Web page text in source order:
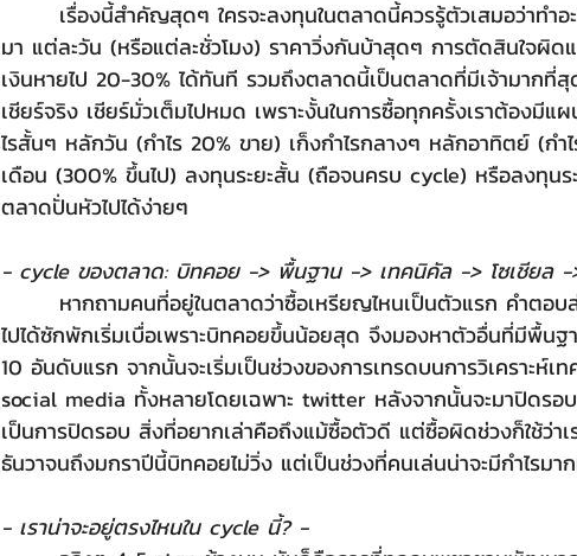
มา แต่ละวัน (หรือแต่ละชั่วโมง) ราคาวิ่งกันบ้าสุดๆ การตัดสินใจผิด
เงินหายไป 20-30% ได้ทันที รวมถึงตลาดนี้เป็นตลาดที่มีเจ้ามาก
เชียร์จริง เชียร์มั่วเต็มไปหมด เพราะงั้นในการซื้อทุกครั้งเราต้องมีแ
ไรสั้นๆ หลักวัน (กำไร 20% ขาย) เก็งกำไรกลางๆ หลักอาทิตย์ (ก
เดือน (300% ขึ้นไป) ลงทุนระยะสั้น (ถือจนครบ cycle) หรือลงทุนร
ตลาดปั่นหัวไปได้ง่ายๆ
- cycle ของตลาด: บิทคอย -> พื้นฐาน -> เทคนิคัล -> โซเชียล
ไปได้ซักพักเริ่มเบื่อเพราะบิทคอยขึ้นน้อยสุด จึงมองหาตัวอื่นที่มีพื้
10 อันดับแรก จากนั้นจะเริ่มเป็นช่วงของการเทรดบนการวิเคราะห์
social media ทั้งหลายโดยเฉพาะ twitter หลังจากนั้นจะมาปิดร
เป็นการปิดรอบ สิ่งที่อยากเล่าคือถึงแม้ซื้อตัวดี แต่ซื้อผิดช่วงก็ใช้ว่าเร
ธันวาจนถึงมกราปีนี้บิทคอยไม่วิ่ง แต่เป็นช่วงที่คนเล่นน่าจะมีกำไรม
- เราน่าจะอยู่ตรงไหนใน cycle นี้? -